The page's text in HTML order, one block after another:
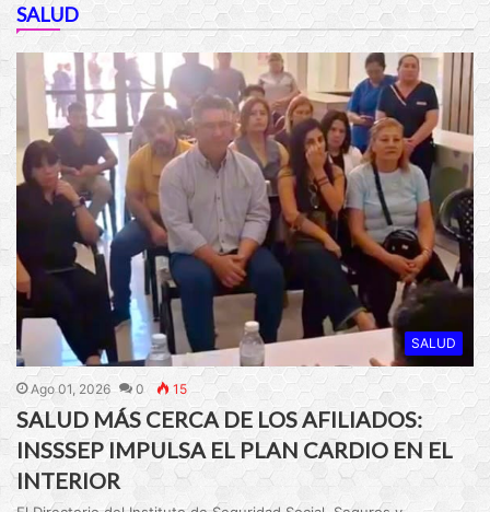
SALUD
SALUD
Ago 01, 2026 0 15
SALUD MÁS CERCA DE LOS AFILIADOS:
INSSSEP IMPULSA EL PLAN CARDIO EN EL
INTERIOR